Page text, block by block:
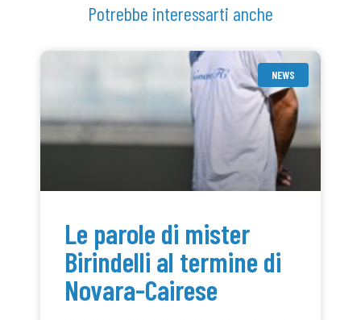
Potrebbe interessarti anche
NEWS
Le parole di mister
Birindelli al termine di
Novara-Cairese